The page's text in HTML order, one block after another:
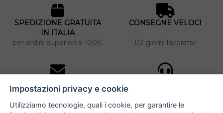
SPEDIZIONE GRATUITA
IN ITALIA
per ordini superiori a 100€
CONSEGNE VELOCI
1/2 giorni lavorativi
iscriviti alla newsletter
per tutti gli ordini
Impostazioni privacy e cookie
Utilizziamo tecnologie, quali i cookie, per garantire le